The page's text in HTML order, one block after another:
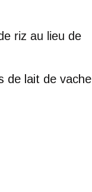
riz au lieu de
de lait de vache